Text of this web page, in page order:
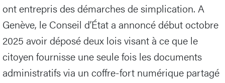
ont entrepris des démarches de simplication. A
Genève, le Conseil d’État a annoncé début octobre
2025 avoir déposé deux lois visant à ce que le
citoyen fournisse une seule fois les documents
administratifs via un coffre-fort numérique partagé